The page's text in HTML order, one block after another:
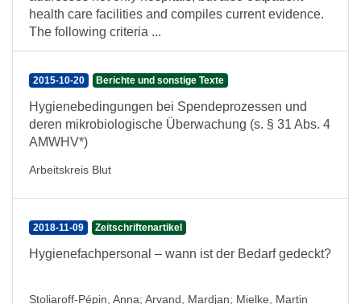
health care facilities and compiles current evidence.
The following criteria ...
2015-10-20 Berichte und sonstige Texte
Hygienebedingungen bei Spendeprozessen und
deren mikrobiologische Überwachung (s. § 31 Abs. 4
AMWHV*)
Arbeitskreis Blut
2018-11-09 Zeitschriftenartikel
Hygienefachpersonal – wann ist der Bedarf gedeckt?
Stoliaroff-Pépin, Anna; Arvand, Mardjan; Mielke, Martin